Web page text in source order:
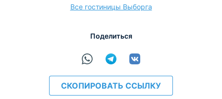
Все гостиницы Выборга
Поделиться
СКОПИРОВАТЬ ССЫЛКУ